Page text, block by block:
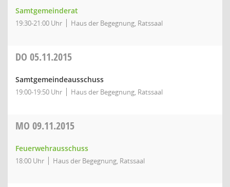
Samtgemeinderat
19:30-21:00 Uhr Haus der Begegnung, Ratssaal
DO 05.11.2015
Samtgemeindeausschuss
19:00-19:50 Uhr Haus der Begegnung, Ratssaal
MO 09.11.2015
Feuerwehrausschuss
18:00 Uhr Haus der Begegnung, Ratssaal